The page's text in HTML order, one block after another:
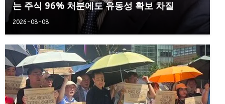
는 주식 96% 처분에도 유동성 확보 차질
2026-08-08